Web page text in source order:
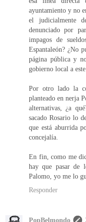
ayuntamiento y no
el judicialmente
denunciado por
impagos de
Espantaleón? ¿No
página pública y
gobierno local a
Por otro lado la
planteado en nerja
alternativas, ¿a
sacado Rosario lo
que está aburrida
concejalía.
En fin, como me
hay que pasar de
Palomo, yo me lo
Responder
PopBelmondo